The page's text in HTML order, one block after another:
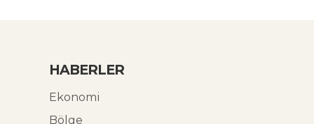
HABERLER
Ekonomi
Bölge